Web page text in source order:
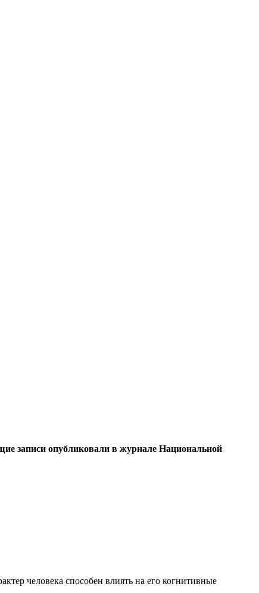
записи опубликовали в журнале Национальной
человека способен влиять на его когнитивные